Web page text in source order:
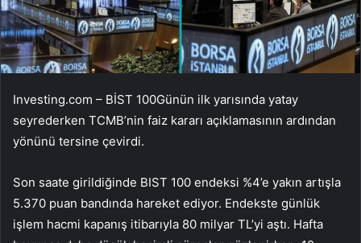
Investing.com – BİST 100Günün ilk yarısında yatay
seyrederken TCMB’nin faiz kararı açıklamasının ardından
yönünü tersine çevirdi.
Son saate girildiğinde BIST 100 endeksi %4’e yakın artışla
5.370 puan bandında hareket ediyor. Endekste günlük
işlem hacmi kapanış itibarıyla 80 milyar TL’yi aştı. Hafta